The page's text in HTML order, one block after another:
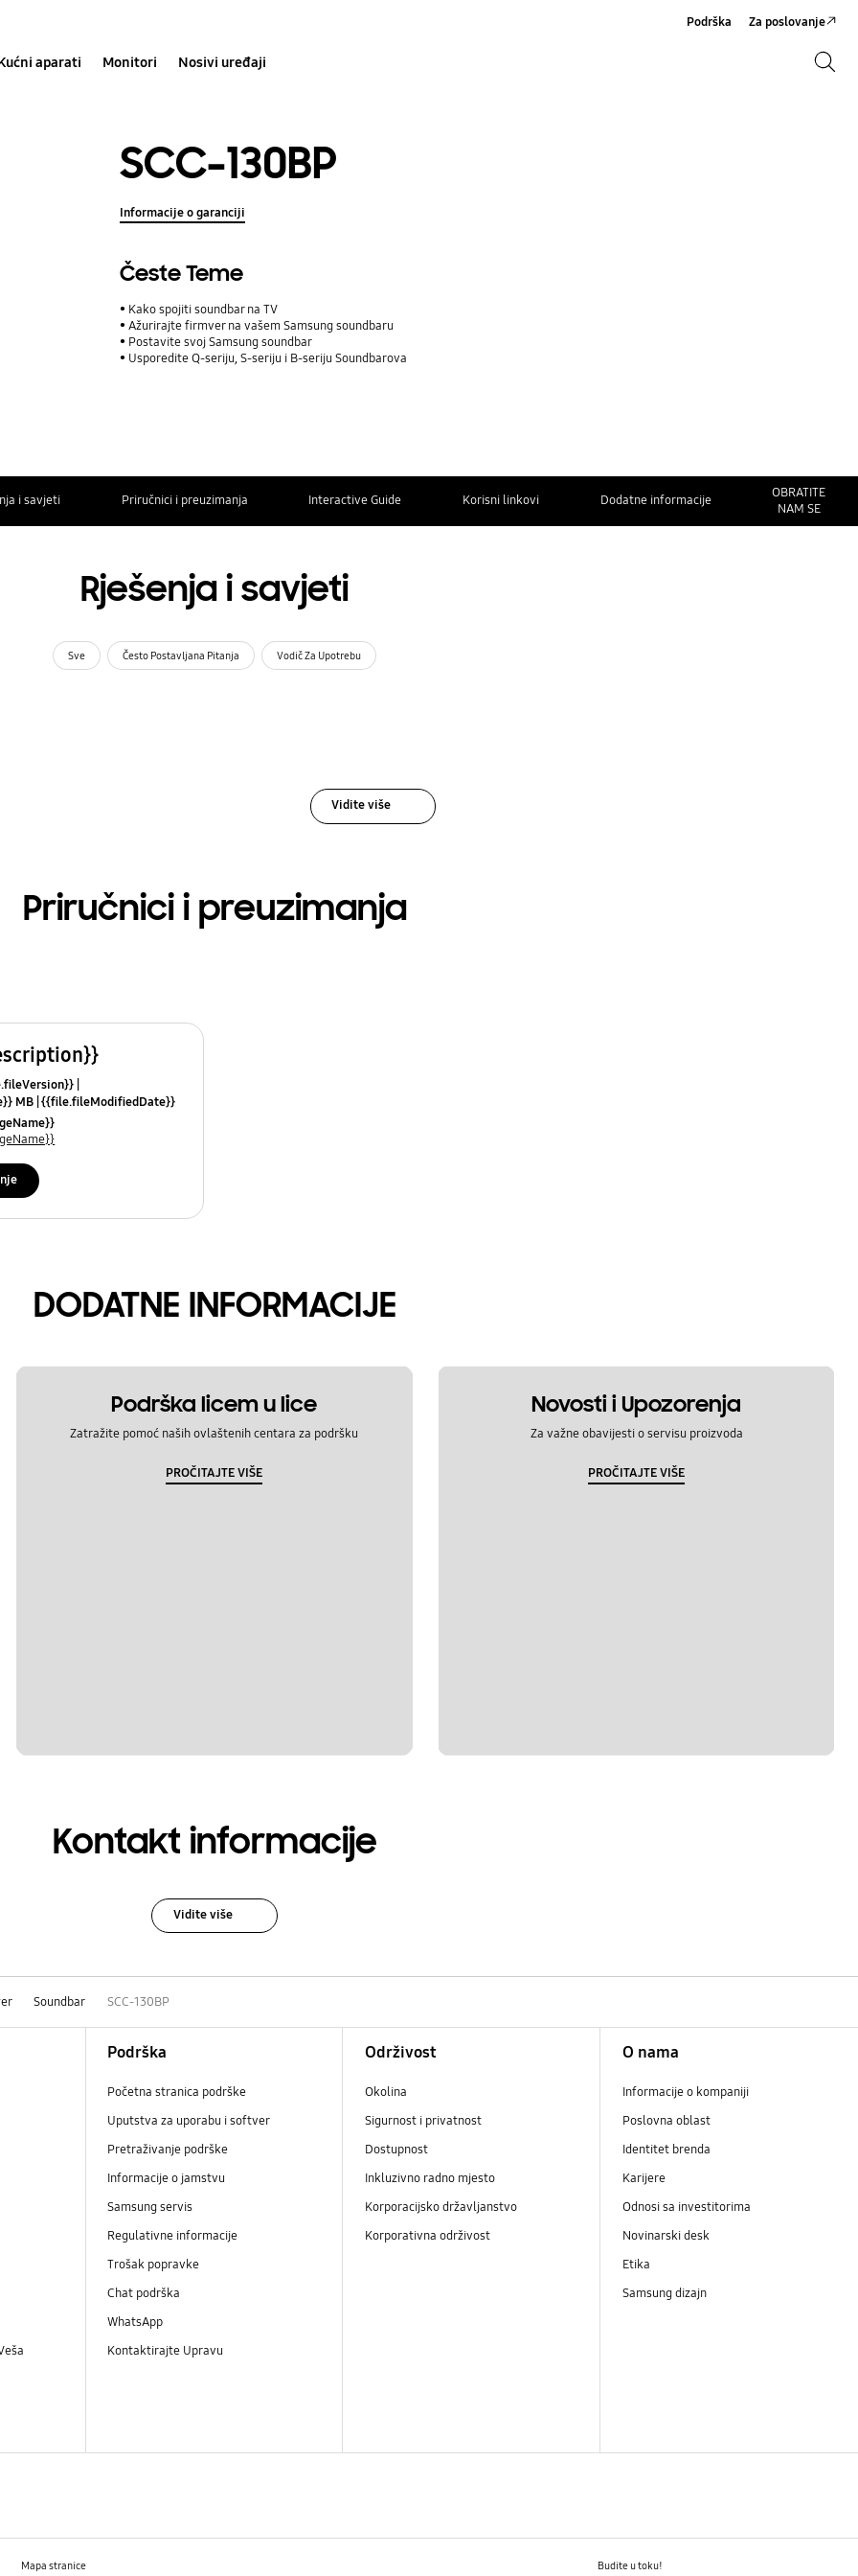
aparati Monitori Nosivi uređaji
Podrška Za poslovanje
SCC-130BP
Informacije o garanciji
Česte Teme
Kako spojiti soundbar na TV
Ažurirajte firmver na vašem Samsung soundbaru
Postavite svoj Samsung soundbar
Usporedite Q-seriju, S-seriju i B-seriju Soundbarova
i savjeti Priručnici i preuzimanja Interactive Guide Korisni linkovi Dodatne informacije
OBRATITE
NAM SE
Rješenja i savjeti
Sve Često Postavljana Pitanja Vodič Za Upotrebu
Vidite više
Priručnici i preuzimanja
MB {{file.fileModifiedDate}}
DODATNE INFORMACIJE
Podrška licem u lice
Zatražite pomoć naših ovlaštenih centara za podršku
PROČITAJTE VIŠE
Novosti i Upozorenja
Za važne obavijesti o servisu proizvoda
PROČITAJTE VIŠE
Kontakt informacije
Vidite više
Soundbar SCC-130BP
Podrška
Početna stranica podrške
Uputstva za uporabu i softver
Pretraživanje podrške
Informacije o jamstvu
Samsung servis
Regulativne informacije
Trošak popravke
Chat podrška
WhatsApp
Kontaktirajte Upravu
Održivost
Okolina
Sigurnost i privatnost
Dostupnost
Inkluzivno radno mjesto
Korporacijsko državljanstvo
Korporativna održivost
O nama
Informacije o kompaniji
Poslovna oblast
Identitet brenda
Karijere
Odnosi sa investitorima
Novinarski desk
Etika
Samsung dizajn
Mapa stranice Budite u toku!